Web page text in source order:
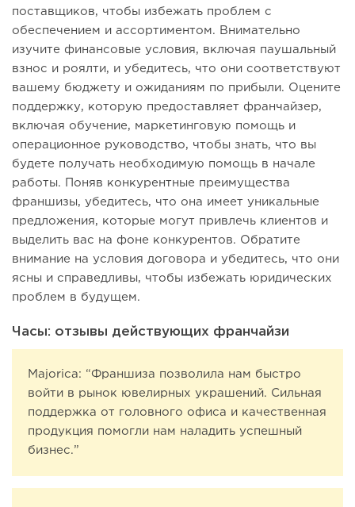
поставщиков, чтобы избежать проблем с
обеспечением и ассортиментом. Внимательно
изучите финансовые условия, включая паушальный
взнос и роялти, и убедитесь, что они соответствуют
вашему бюджету и ожиданиям по прибыли. Оцените
поддержку, которую предоставляет франчайзер,
включая обучение, маркетинговую помощь и
операционное руководство, чтобы знать, что вы
будете получать необходимую помощь в начале
работы. Поняв конкурентные преимущества
франшизы, убедитесь, что она имеет уникальные
предложения, которые могут привлечь клиентов и
выделить вас на фоне конкурентов. Обратите
внимание на условия договора и убедитесь, что они
ясны и справедливы, чтобы избежать юридических
проблем в будущем.
Часы: отзывы действующих франчайзи
Majorica: “Франшиза позволила нам быстро
войти в рынок ювелирных украшений. Сильная
поддержка от головного офиса и качественная
продукция помогли нам наладить успешный
бизнес.”